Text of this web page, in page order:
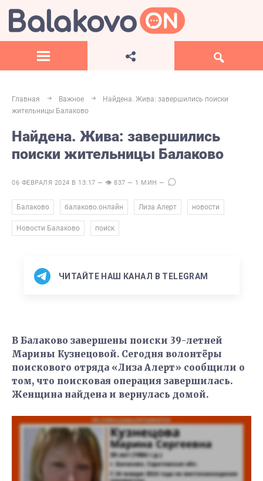
Главная Важное
Найдена. Жива: завершились поиски
жительницы Балаково
Найдена. Жива: завершились
поиски жительницы Балаково
06 ФЕВРАЛЯ 2024 В 13:17 — 👁 837 — 1 МИН —
Балаково балаково.онлайн Лиза Алерт новости
Новости Балаково поиск
ЧИТАЙТЕ НАШ КАНАЛ В TELEGRAM
В Балаково завершены поиски 39-летней
Марины Кузнецовой. Сегодня волонтёры
поискового отряда «Лиза Алерт» сообщили о
том, что поисковая операция завершилась.
Женщина найдена и вернулась домой.